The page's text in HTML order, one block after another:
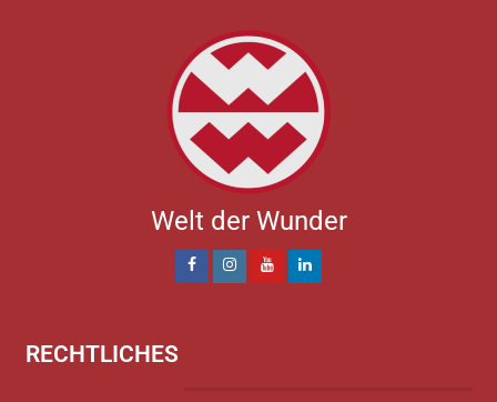
Welt der Wunder
RECHTLICHES